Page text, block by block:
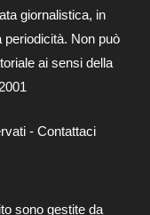
giornalistica, in
Non può
ai sensi della
- Contattaci
sono gestite da